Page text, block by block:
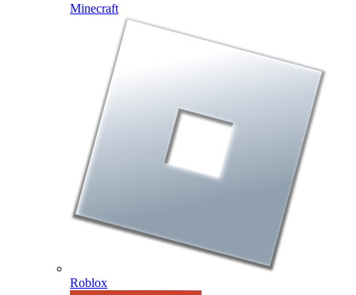
Minecraft
Roblox